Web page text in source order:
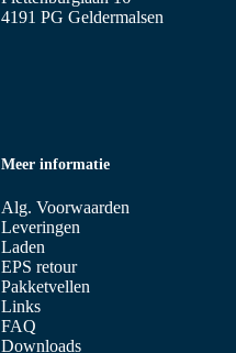
Meer informatie
Alg. Voorwaarden
Leveringen
Laden
EPS retour
Pakketvellen
Links
FAQ
Downloads
4191 PG Geldermalsen